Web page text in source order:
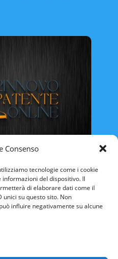
Consenso
tecnologie come i cookie
del dispositivo. Il
di elaborare dati come il
unici su questo sito. Non
influire negativamente su alcune